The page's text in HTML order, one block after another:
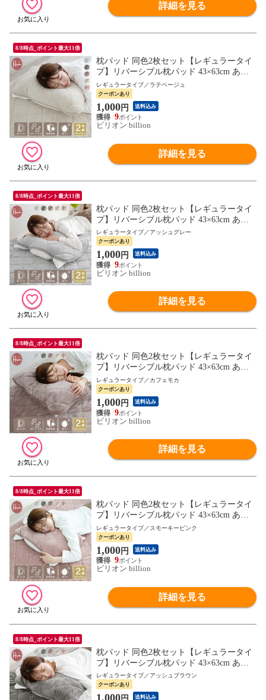
詳細を見る
8/8時点_ポイント最大11倍
枕パッド 同色2枚セット【レギュラータイ
プ】リバーシブル枕パッド 43×63cm あっ
たか さらふわ 吸水速乾 ワッフル 抗菌防臭
防ダニ 【ラテベージュ】
レギュラータイプ／ラテベージュ
クーポンあり
1,000円 送料込み
9
ビリオン billion
詳細を見る
8/8時点_ポイント最大11倍
枕パッド 同色2枚セット【レギュラータイ
プ】リバーシブル枕パッド 43×63cm あっ
たか さらふわ 吸水速乾 ワッフル 抗菌防臭
防ダニ 【アッシュグレー】
レギュラータイプ／アッシュグレー
クーポンあり
1,000円 送料込み
9
ビリオン billion
詳細を見る
8/8時点_ポイント最大11倍
枕パッド 同色2枚セット【レギュラータイ
プ】リバーシブル枕パッド 43×63cm あっ
たか さらふわ 吸水速乾 ワッフル 抗菌防臭
防ダニ 【カフェモカ】
レギュラータイプ／カフェモカ
クーポンあり
1,000円 送料込み
9
ビリオン billion
詳細を見る
8/8時点_ポイント最大11倍
枕パッド 同色2枚セット【レギュラータイ
プ】リバーシブル枕パッド 43×63cm あっ
たか さらふわ 吸水速乾 ワッフル 抗菌防臭
防ダニ 【スモーキーピンク】
レギュラータイプ／スモーキーピンク
クーポンあり
1,000円 送料込み
9
ビリオン billion
詳細を見る
8/8時点_ポイント最大11倍
枕パッド 同色2枚セット【レギュラータイ
プ】リバーシブル枕パッド 43×63cm あっ
たか さらふわ 吸水速乾 ワッフル 抗菌防臭
防ダニ 【アッシュブラウン】
レギュラータイプ／アッシュブラウン
クーポンあり
送料込み